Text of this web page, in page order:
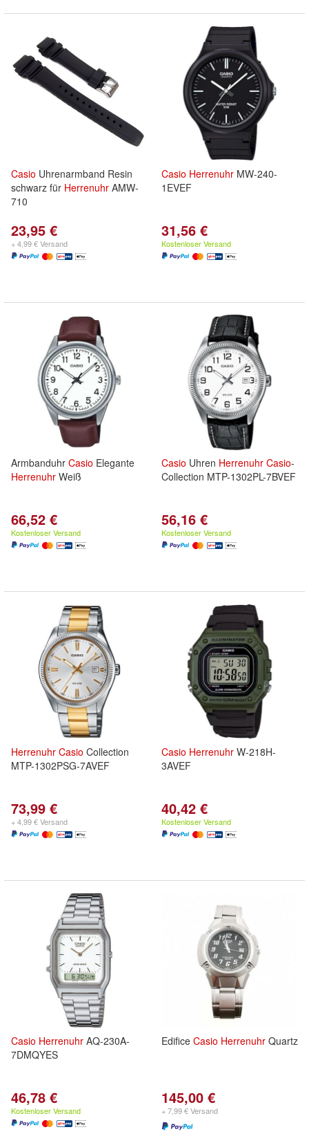
Casio Uhrenarmband Resin
schwarz für Herrenuhr AMW-
710
23,95 €
+ 4,99 € Versand
Casio Herrenuhr MW-240-
1EVEF
31,56 €
Kostenloser Versand
Armbanduhr Casio Elegante
Herrenuhr Weiß
66,52 €
Kostenloser Versand
Casio Uhren Herrenuhr Casio-
Collection MTP-1302PL-7BVEF
56,16 €
Kostenloser Versand
Herrenuhr Casio Collection
MTP-1302PSG-7AVEF
73,99 €
+ 4,99 € Versand
Casio Herrenuhr W-218H-
3AVEF
40,42 €
Kostenloser Versand
Casio Herrenuhr AQ-230A-
7DMQYES
46,78 €
Kostenloser Versand
Edifice Casio Herrenuhr Quartz
145,00 €
+ 7,99 € Versand